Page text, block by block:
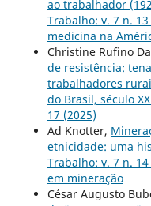
ao trabalhador
Trabalho: v. 7 n.
medicina na
Christine Rufino
de resistência:
trabalhadores
do Brasil, século XX
17 (2025)
Ad Knotter,
etnicidade: uma
Trabalho: v. 7 n.
em mineração
César Augusto